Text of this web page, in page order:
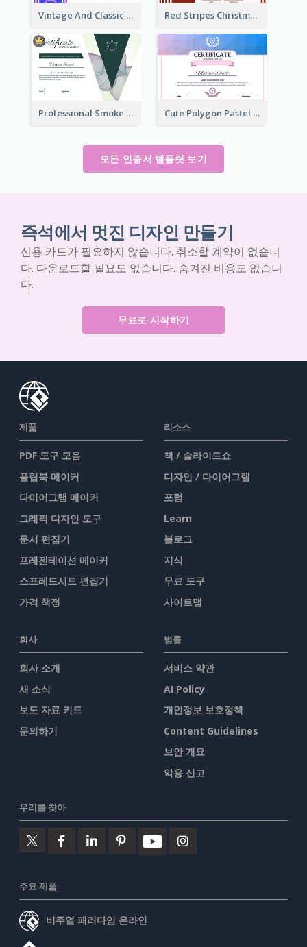
Vintage And Classic Vibrant Certificate Design Ideas Red Stripes Christmas Decorations Certificate
Professional Smoke Wave Certificate Design Template Cute Polygon Pastel Color Certificate Design
모든 인증서 템플릿 보기
즉석에서 멋진 디자인 만들기
신용 카드가 필요하지 않습니다. 취소할 계약이 없습니
다. 다운로드할 필요도 없습니다. 숨겨진 비용도 없습니
다.
무료로 시작하기
제품
PDF 도구 모음
플립북 메이커
다이어그램 메이커
그래픽 디자인 도구
문서 편집기
프레젠테이션 메이커
스프레드시트 편집기
가격 책정
리소스
책 / 슬라이드쇼
디자인 / 다이어그램
포럼
Learn
블로그
지식
무료 도구
사이트맵
회사
회사 소개
새 소식
보도 자료 키트
문의하기
법률
서비스 약관
AI Policy
개인정보 보호정책
Content Guidelines
보안 개요
악용 신고
우리를 찾아
주요 제품
비주얼 패러다임 온라인